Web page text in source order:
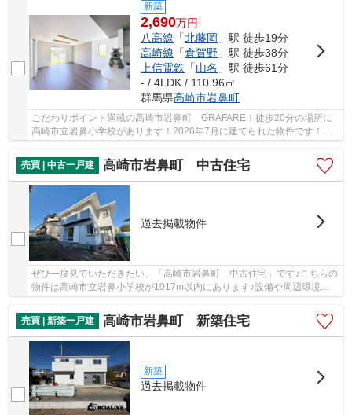
新築
2,690万円
八高線 「北藤岡 」駅 徒歩19分
高崎線 「倉賀野 」駅 徒歩38分
上信電鉄 「山名 」駅 徒歩61分
- / 4LDK / 110.96㎡
群馬県高崎市岩鼻町
こだわりポイント満載の高崎市岩鼻町 GRAFARE！徒歩20分の場所に
高崎市立岩鼻小学校があります！2026年7月に建てられた物件です！き
売買 | 中古一戸建
高崎市岩鼻町 中古住宅
過去掲載物件
ぜひ一度見ていただきたい、「高崎市岩鼻町 中古住宅」です♪こちらの
物件は高崎市立岩鼻小学校が1017m以内にあります♪設備や周辺環境が
売買 | 新築一戸建
高崎市岩鼻町 新築住宅
新築
過去掲載物件